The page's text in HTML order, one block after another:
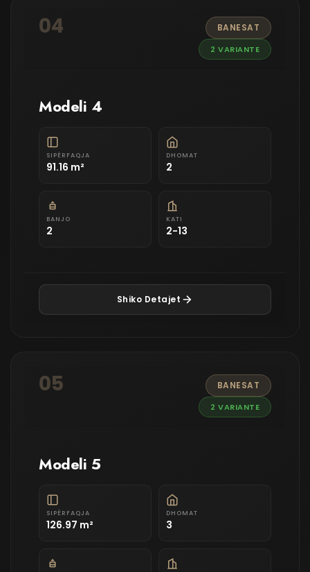
04 BANESAT
2 VARIANTE
Modeli 4
SIPËRFAQJA
91.16 m²
DHOMAT
2
BANJO
2
KATI
2-13
Shiko Detajet
05 BANESAT
2 VARIANTE
Modeli 5
SIPËRFAQJA
126.97 m²
DHOMAT
3